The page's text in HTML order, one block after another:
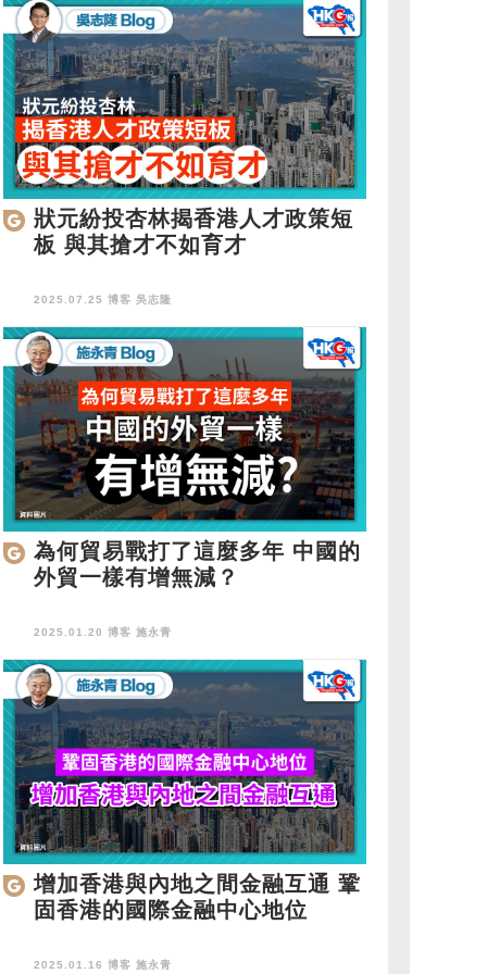
狀元紛投杏林揭香港人才政策短
板 與其搶才不如育才
2025.07.25 博客 吳志隆
為何貿易戰打了這麼多年 中國的
外貿一樣有增無減？
2025.01.20 博客 施永青
增加香港與內地之間金融互通 鞏
固香港的國際金融中心地位
2025.01.16 博客 施永青